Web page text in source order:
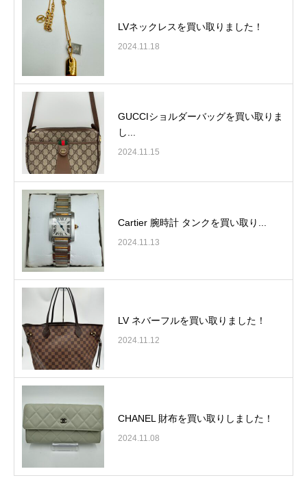
LVネックレスを買い取りました！
2024.11.18
GUCCIショルダーバッグを買い取りま
し...
2024.11.15
Cartier 腕時計 タンクを買い取り...
2024.11.13
LV ネバーフルを買い取りました！
2024.11.12
CHANEL 財布を買い取りしました！
2024.11.08